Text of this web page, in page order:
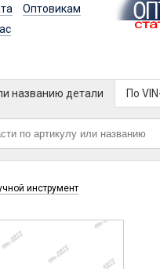
Оптовикам
названию детали По
инструмент